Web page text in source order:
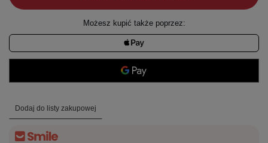
Możesz kupić także poprzez:
Dodaj do listy zakupowej